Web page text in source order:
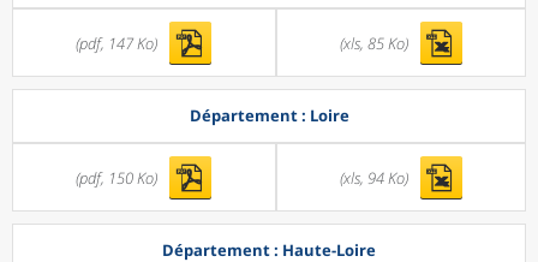
(pdf, 147 Ko) (xls, 85 Ko)
Département : Loire
(pdf, 150 Ko) (xls, 94 Ko)
Département : Haute-Loire